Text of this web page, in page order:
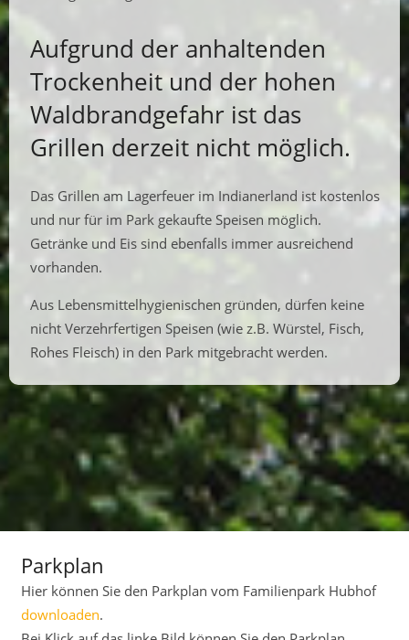
Aufgrund der anhaltenden
Trockenheit und der hohen
Waldbrandgefahr ist das
Grillen derzeit nicht möglich.
Das Grillen am Lagerfeuer im Indianerland ist kostenlos
und nur für im Park gekaufte Speisen möglich.
Getränke und Eis sind ebenfalls immer ausreichend
vorhanden.
Aus Lebensmittelhygienischen gründen, dürfen keine
nicht Verzehrfertigen Speisen (wie z.B. Würstel, Fisch,
Rohes Fleisch) in den Park mitgebracht werden.
Parkplan
Hier können Sie den Parkplan vom Familienpark Hubhof
downloaden.